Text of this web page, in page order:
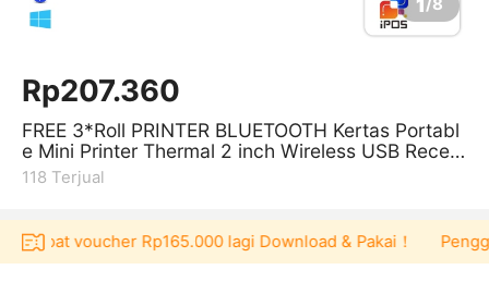
/8
Rp207.360
FREE 3*Roll PRINTER BLUETOOTH Kertas Portabl
e Mini Printer Thermal 2 inch Wireless USB Receip
t Bill Ticket Printer with
118 Terjual
voucher Rp165.000 lagi Download & Pakai！ Pengguna